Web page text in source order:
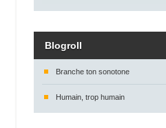
Blogroll
Branche ton sonotone
Humain, trop humain